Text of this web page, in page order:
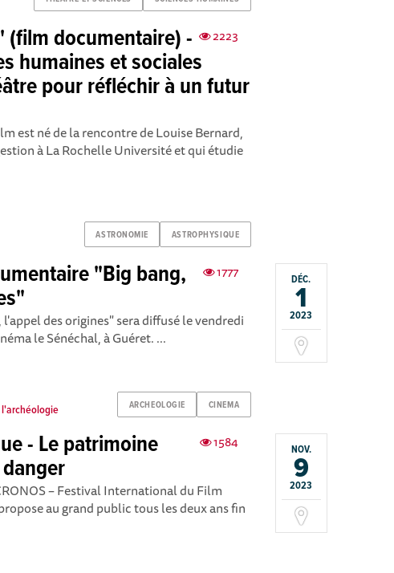
2223
(film documentaire) -
humaines et sociales
pour réfléchir à un futur
est né de la rencontre de Louise Bernard,
à La Rochelle Université et qui étudie
ASTRONOMIE ASTROPHYSIQUE
DÉC.
1
2023
1777
"Big bang,
des origines" sera diffusé le vendredi
le Sénéchal, à Guéret. ...
ARCHEOLOGIE CINEMA
NOV.
9
2023
1584
- Le patrimoine
– Festival International du Film
au grand public tous les deux ans fin